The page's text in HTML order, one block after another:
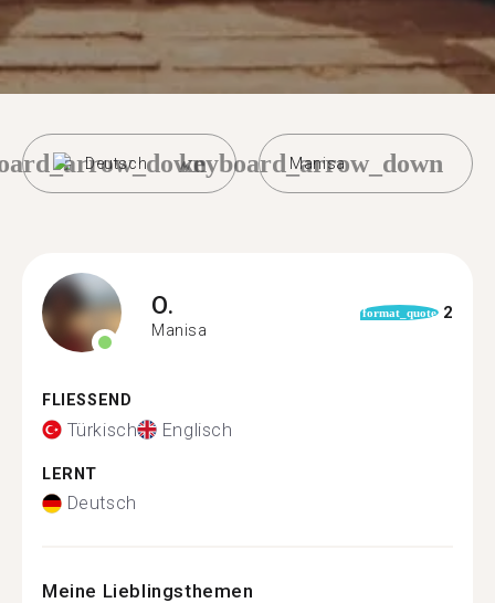
Deutsch Manisa
keyboard_arrow_down
O.
Manisa
format_quote 2
FLIESSEND
Türkisch Englisch
LERNT
Deutsch
Meine Lieblingsthemen